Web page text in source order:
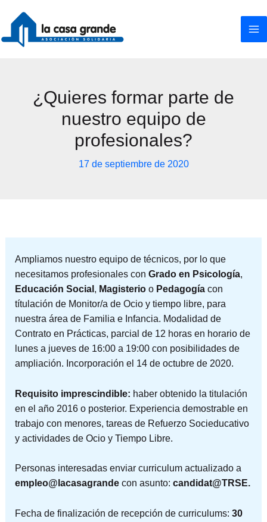
contenido
¿Quieres formar parte de
nuestro equipo de
profesionales?
17 de septiembre de 2020
Ampliamos nuestro equipo de técnicos, por lo que
necesitamos profesionales con Grado en Psicología,
Educación Social , Magisterioo Pedagogíacon
títulación de Monitor/a de Ocio y tiempo libre, para
nuestra área de Familia e Infancia. Modalidad de
Contrato en Prácticas, parcial de 12 horas en horario de
lunes a jueves de 16:00 a 19:00 con posibilidades de
ampliación. Incorporación el 14 de octubre de 2020.
Requisito imprescindible: haber obtenido la titulación
en el año 2016 o posterior. Experiencia demostrable en
trabajo con menores, tareas de Refuerzo Socieducativo
y actividades de Ocio y Tiempo Libre.
Personas interesadas enviar curriculum actualizado a
empleo@lacasagrandecon asunto: candidat@TRSE.
Fecha de finalización de recepción de curriculums: 30